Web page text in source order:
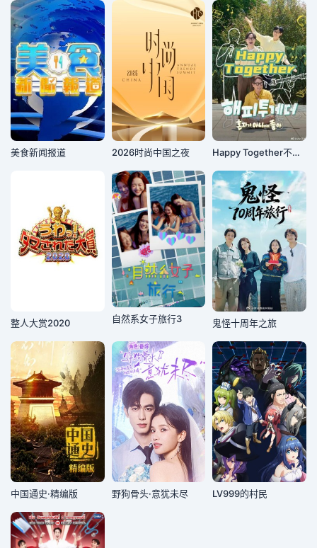
美食新闻报道 2026时尚中国之夜 Happy Together不是一个人真好
整人大赏2020 自然系女子旅行3 鬼怪十周年之旅
中国通史·精编版 野狗骨头·意犹未尽 LV999的村民